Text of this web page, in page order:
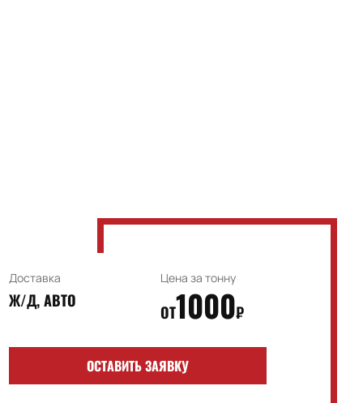
Доставка
Ж/Д, АВТО
Цена за тонну
ОТ1000₽
ОСТАВИТЬ ЗАЯВКУ